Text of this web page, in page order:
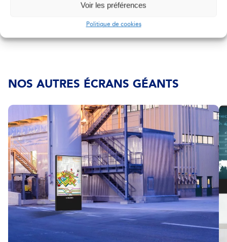
Voir les préférences
Politique de cookies
NOS AUTRES ÉCRANS GÉANTS